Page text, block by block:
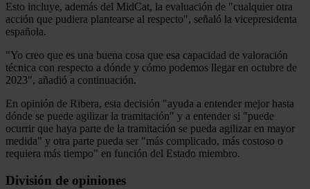
Esto incluye, además del MidCat, la evaluación de "cualquier otra
acción que pudiera plantearse al respecto", señaló la vicepresidenta
española.
"Yo creo que es una buena cosa que esa capacidad de valoración
técnica con respecto a dónde y cómo podemos llegar en octubre de
2023", añadió a continuación.
En opinión de Ribera, esta decisión "ayuda a entender mejor hasta
dónde se puede agilizar la tramitación" y a entender si "puede
ocurrir que haya parte de la tramitación se pueda agilizar en mayor
medida" y otra parte pueda ser "más complicado, más costoso o
requiera más tiempo" en función del Estado miembro.
División de opiniones